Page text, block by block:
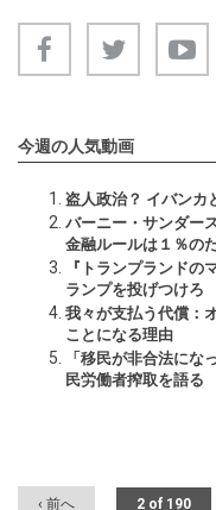
今週の人気動画
盗人政治？ イバンカ
バーニー・サンダー
金融ルールは１％の
『トランプランドの
ランプを投げつけろ
我々が支払う代償：
ことになる理由
「移民が非合法にな
民労働者搾取を語る
‹ 前へ 2 of 190